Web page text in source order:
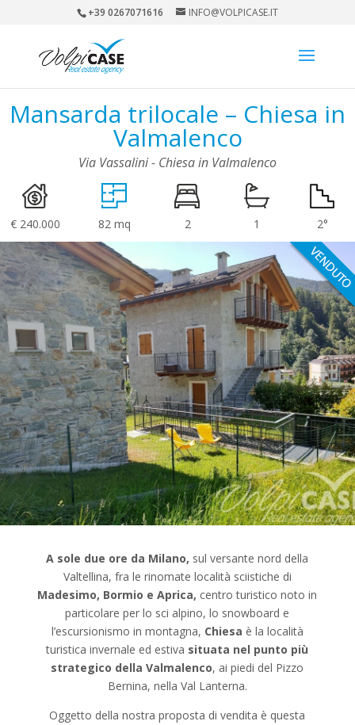
+39 0267071616 INFO@VOLPICASE.IT
Mansarda trilocale – Chiesa in
Valmalenco
Via Vassalini - Chiesa in Valmalenco
€ 240.000 82 mq 2 1 2°
A sole due ore da Milano, sul versante nord della
Valtellina, fra le rinomate località sciistiche di
Madesimo, Bormio e Aprica, centro turistico noto in
particolare per lo sci alpino, lo snowboard e
l’escursionismo in montagna, Chiesa è la località
turistica invernale ed estiva situata nel punto più
strategico della Valmalenco, ai piedi del Pizzo
Bernina, nella Val Lanterna.
Oggetto della nostra proposta di vendita è questa